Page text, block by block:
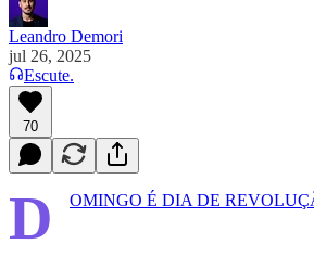
Leandro Demori
jul 26, 2025
Escute.
70
D OMINGO É DIA DE